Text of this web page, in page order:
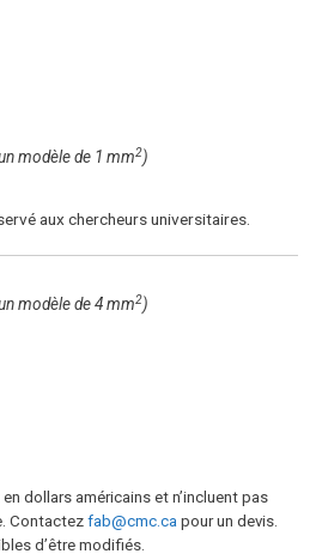
modèle de 1 mm2)
aux chercheurs universitaires.
modèle de 4 mm2)
dollars américains et n’incluent pas
Contactez fab@cmc.ca pour un devis.
d’être modifiés.